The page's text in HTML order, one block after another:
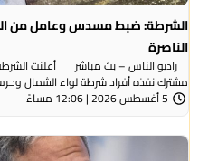
الشرطة: ضبط مسدس وعامل من
الناصرة
مشترك نفذه أفراد شرطة لواء الشمال وحرس
5 أغسطس 2026 | 12:06 مساءً